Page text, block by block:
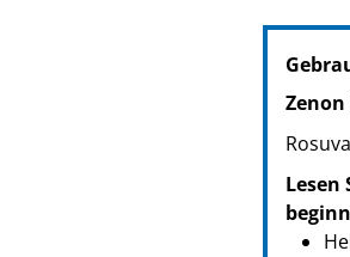
PZN:
PPN:
NTIN:
PPN:
NTIN:
Lesen